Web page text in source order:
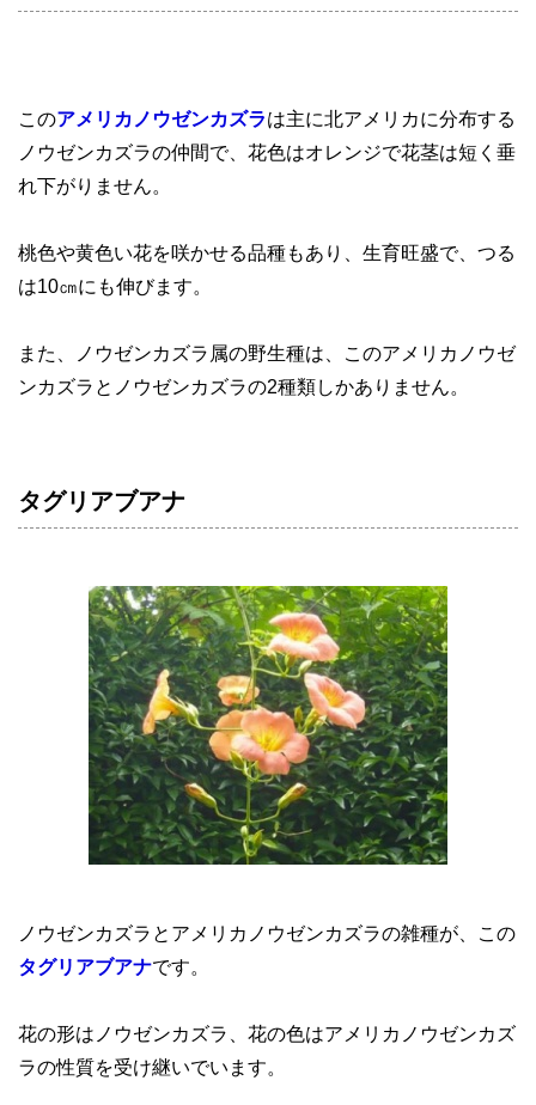
このアメリカノウゼンカズラは主に北アメリカに分布する
ノウゼンカズラの仲間で、花色はオレンジで花茎は短く垂
れ下がりません。
桃色や黄色い花を咲かせる品種もあり、生育旺盛で、つる
は10㎝にも伸びます。
また、ノウゼンカズラ属の野生種は、このアメリカノウゼ
ンカズラとノウゼンカズラの2種類しかありません。
タグリアブアナ
ノウゼンカズラとアメリカノウゼンカズラの雑種が、この
タグリアブアナです。
花の形はノウゼンカズラ、花の色はアメリカノウゼンカズ
ラの性質を受け継いでいます。